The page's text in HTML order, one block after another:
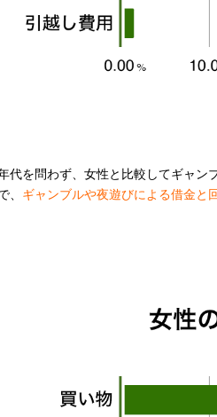
代を問わず、女性と比較してギャン
、 ギャンブルや夜遊びによる借金と